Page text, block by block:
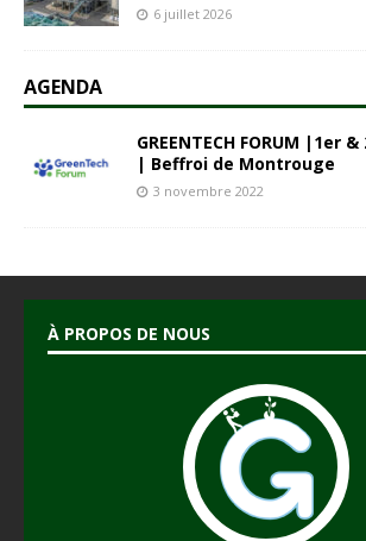
6 juillet 2026
AGENDA
GREENTECH FORUM |1er
| Beffroi de Montrouge
3 novembre 2022
À PROPOS DE NOUS